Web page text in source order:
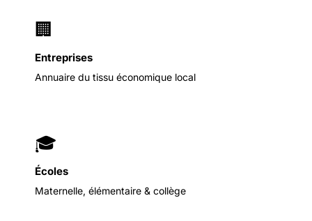
🏢
Entreprises
Annuaire du tissu économique local
🎓
Écoles
Maternelle, élémentaire & collège